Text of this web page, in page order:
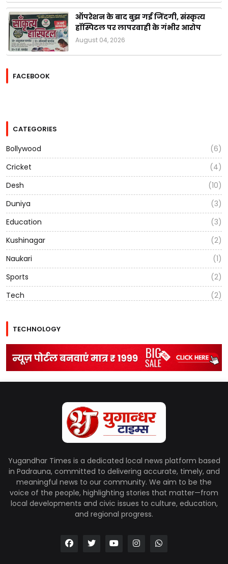
ऑपरेशन के बाद बुझ गई जिंदगी, संस्कृत्य
हॉस्पिटल पर लापरवाही के गंभीर आरोप
August 04, 2026
FACEBOOK
CATEGORIES
Bollywood
(6)
Cricket
(4)
Desh
(10)
Duniya
(3)
Education
(3)
Kushinagar
(2)
Naukari
(1)
Sports
(2)
Tech
(2)
TECHNOLOGY
Yugandhar Times is a dedicated local news platform based
in Padrauna, committed to delivering accurate, timely, and
meaningful news to our community. We aim to be the
voice of the people, highlighting stories that matter—from
local developments and civic issues to culture, education,
and regional progress.